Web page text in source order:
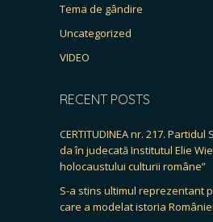
Tema de gândire
Uncategorized
VIDEO
RECENT POSTS
CERTITUDINEA nr. 217. Partidul
da în judecată Institutul Elie
holocaustului culturii române”
S-a stins ultimul reprezentant
care a modelat istoria României